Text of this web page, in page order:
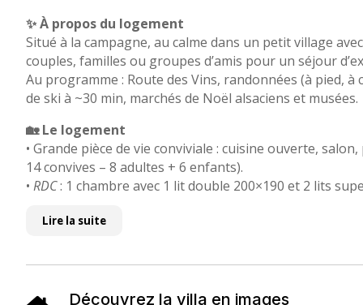
✨ À propos du logement
Situé à la campagne, au calme dans un petit village
couples, familles ou groupes d’amis pour un séjour
Au programme : Route des Vins, randonnées (à pied,
de ski à ~30 min, marchés de Noël alsaciens et musées.
🏡 Le logement
• Grande pièce de vie conviviale : cuisine ouverte,
14 convives – 8 adultes + 6 enfants).
• RDC: 1 chambre avec 1 lit double 200×190 et 2 lits
– Chambre 1 : 1 lit double (200×190).
• Accès terrasse couverte depuis le salon.
Lire la suite
Découvrez la villa en images